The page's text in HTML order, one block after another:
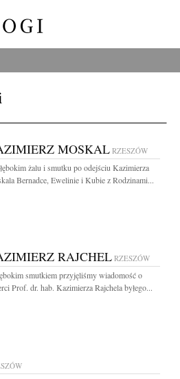
MOSKALRZESZÓW
żalu i smutku po odejściu Kazimierza
Bernadce, Ewelinie i Kubie z Rodzinami...
RAJCHEL RZESZÓW
smutkiem przyjęliśmy wiadomość o
Prof. dr. hab. Kazimierza Rajchela byłego...